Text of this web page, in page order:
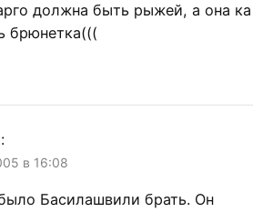
должна быть рыжей, а она ка
брюнетка(((
:
в 16:08
Басилашвили брать. Он